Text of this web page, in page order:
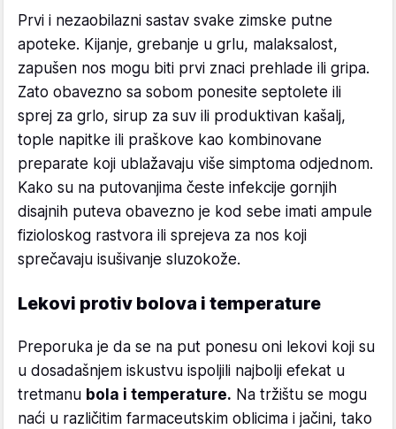
Prvi i nezaobilazni sastav svake zimske putne
apoteke. Kijanje, grebanje u grlu, malaksalost,
zapušen nos mogu biti prvi znaci prehlade ili gripa.
Zato obavezno sa sobom ponesite septolete ili
sprej za grlo, sirup za suv ili produktivan kašalj,
tople napitke ili praškove kao kombinovane
preparate koji ublažavaju više simptoma odjednom.
Kako su na putovanjima česte infekcije gornjih
disajnih puteva obavezno je kod sebe imati ampule
fizioloskog rastvora ili sprejeva za nos koji
sprečavaju isušivanje sluzokože.
Lekovi protiv bolova i temperature
Preporuka je da se na put ponesu oni lekovi koji su
u dosadašnjem iskustvu ispoljili najbolji efekat u
tretmanu bola i temperature. Na tržištu se mogu
naći u različitim farmaceutskim oblicima i jačini, tako